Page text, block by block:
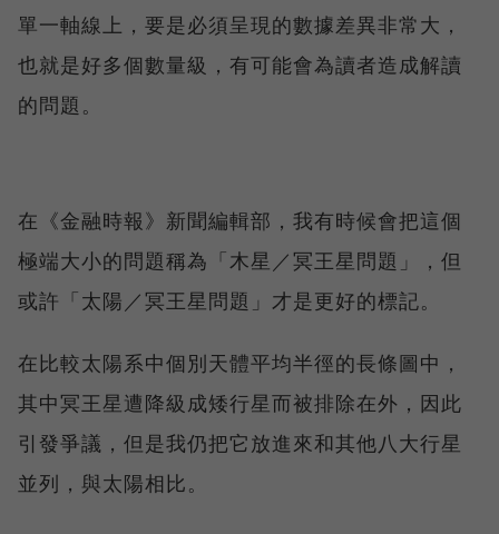
單一軸線上，要是必須呈現的數據差異非常大，
也就是好多個數量級，有可能會為讀者造成解讀
的問題。
在《金融時報》新聞編輯部，我有時候會把這個
極端大小的問題稱為「木星／冥王星問題」，但
或許「太陽／冥王星問題」才是更好的標記。
在比較太陽系中個別天體平均半徑的長條圖中，
其中冥王星遭降級成矮行星而被排除在外，因此
引發爭議，但是我仍把它放進來和其他八大行星
並列，與太陽相比。